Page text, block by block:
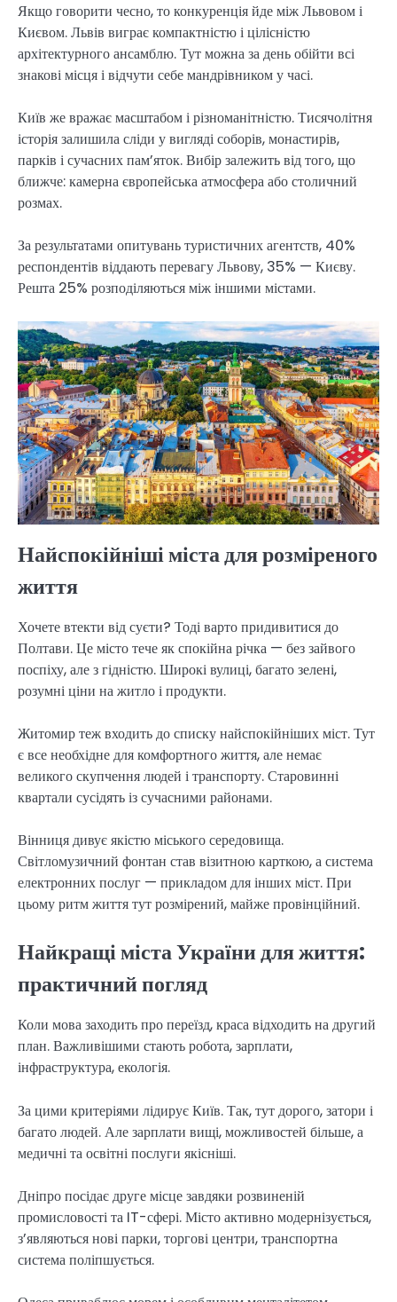
Якщо говорити чесно, то конкуренція йде між Львовом і
Києвом. Львів виграє компактністю і цілісністю
архітектурного ансамблю. Тут можна за день обійти всі
знакові місця і відчути себе мандрівником у часі.
Київ же вражає масштабом і різноманітністю. Тисячолітня
історія залишила сліди у вигляді соборів, монастирів,
парків і сучасних пам’яток. Вибір залежить від того, що
ближче: камерна європейська атмосфера або столичний
розмах.
За результатами опитувань туристичних агентств, 40%
респондентів віддають перевагу Львову, 35% — Києву.
Решта 25% розподіляються між іншими містами.
Найспокійніші міста для розміреного
життя
Хочете втекти від суєти? Тоді варто придивитися до
Полтави. Це місто тече як спокійна річка — без зайвого
поспіху, але з гідністю. Широкі вулиці, багато зелені,
розумні ціни на житло і продукти.
Житомир теж входить до списку найспокійніших міст. Тут
є все необхідне для комфортного життя, але немає
великого скупчення людей і транспорту. Старовинні
квартали сусідять із сучасними районами.
Вінниця дивує якістю міського середовища.
Світломузичний фонтан став візитною карткою, а система
електронних послуг — прикладом для інших міст. При
цьому ритм життя тут розмірений, майже провінційний.
Найкращі міста України для життя:
практичний погляд
Коли мова заходить про переїзд, краса відходить на другий
план. Важливішими стають робота, зарплати,
інфраструктура, екологія.
За цими критеріями лідирує Київ. Так, тут дорого, затори і
багато людей. Але зарплати вищі, можливостей більше, а
медичні та освітні послуги якісніші.
Дніпро посідає друге місце завдяки розвиненій
промисловості та IT-сфері. Місто активно модернізується,
з’являються нові парки, торгові центри, транспортна
система поліпшується.